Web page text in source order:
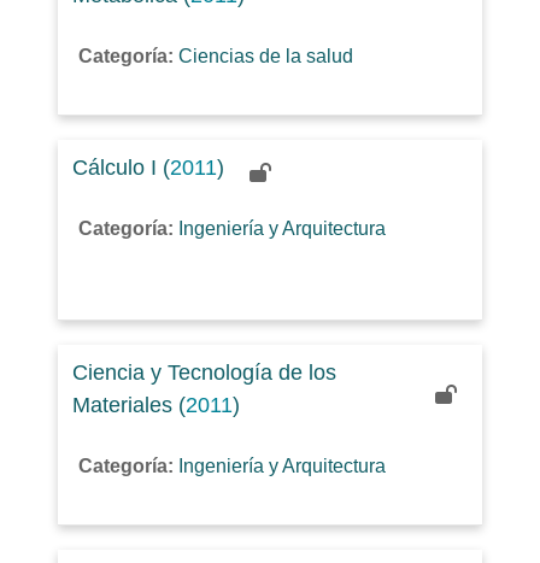
Categoría: Ciencias de la salud
Cálculo I (2011)
Categoría: Ingeniería y Arquitectura
Ciencia y Tecnología de los
Materiales (2011)
Categoría: Ingeniería y Arquitectura